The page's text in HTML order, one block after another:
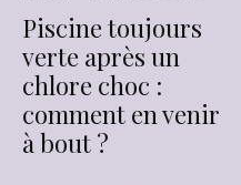
Piscine toujours
verte après un
chlore choc :
comment en venir
à bout ?